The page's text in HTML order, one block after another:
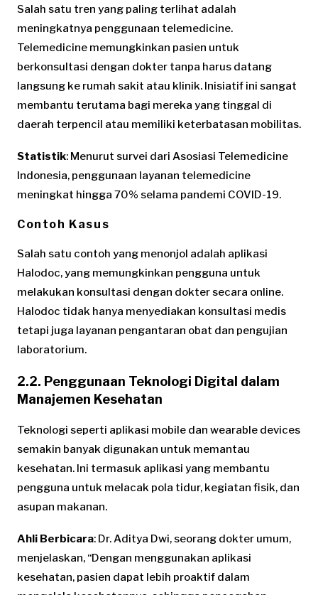
Salah satu tren yang paling terlihat adalah
meningkatnya penggunaan telemedicine.
Telemedicine memungkinkan pasien untuk
berkonsultasi dengan dokter tanpa harus datang
langsung ke rumah sakit atau klinik. Inisiatif ini sangat
membantu terutama bagi mereka yang tinggal di
daerah terpencil atau memiliki keterbatasan mobilitas.
Statistik: Menurut survei dari Asosiasi Telemedicine
Indonesia, penggunaan layanan telemedicine
meningkat hingga 70% selama pandemi COVID-19.
Contoh Kasus
Salah satu contoh yang menonjol adalah aplikasi
Halodoc, yang memungkinkan pengguna untuk
melakukan konsultasi dengan dokter secara online.
Halodoc tidak hanya menyediakan konsultasi medis
tetapi juga layanan pengantaran obat dan pengujian
laboratorium.
2.2. Penggunaan Teknologi Digital dalam
Manajemen Kesehatan
Teknologi seperti aplikasi mobile dan wearable devices
semakin banyak digunakan untuk memantau
kesehatan. Ini termasuk aplikasi yang membantu
pengguna untuk melacak pola tidur, kegiatan fisik, dan
asupan makanan.
Ahli Berbicara: Dr. Aditya Dwi, seorang dokter umum,
menjelaskan, “Dengan menggunakan aplikasi
kesehatan, pasien dapat lebih proaktif dalam